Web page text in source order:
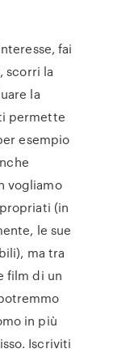
fai
scorri la
la
permette
esempio
vogliamo
(in
le sue
ma tra
film di un
in più
Iscriviti